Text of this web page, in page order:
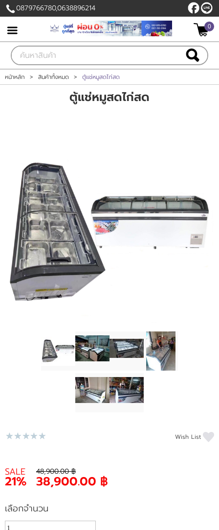
เข้าสู่ระบบ สมัครสมาชิก
สินค้าที่สนใจ( 0 )
แผนกสินค้า
บัญชีผู้ใช้
ติดต่อเรา
ขั้นตอนการสั่งซื้อ
แจ้งชำระเงิน
ข่าวสาร
0879766780,0638896214
0
หน้าหลัก > สินค้าทั้งหมด > ตู้แช่หมูสดไก่สด
ตู้แช่หมูสดไก่สด
Wish List
SALE
21%
48,900.00 ฿
38,900.00 ฿
เลือกจำนวน